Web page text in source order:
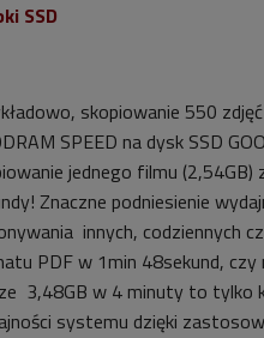
SSD
skopiowanie 550
SPEED na dysk SSD
jednego filmu
Znaczne podniesienie
innych, codziennych
PDF w 1min 48sekund, czy
3,48GB w 4 minuty to tylko
systemu dzięki